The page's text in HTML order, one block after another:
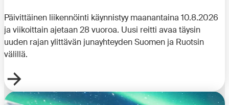
Päivittäinen liikennöinti käynnistyy maanantaina 10.8.2026
ja viikoittain ajetaan 28 vuoroa. Uusi reitti avaa täysin
uuden rajan ylittävän junayhteyden Suomen ja Ruotsin
välillä.